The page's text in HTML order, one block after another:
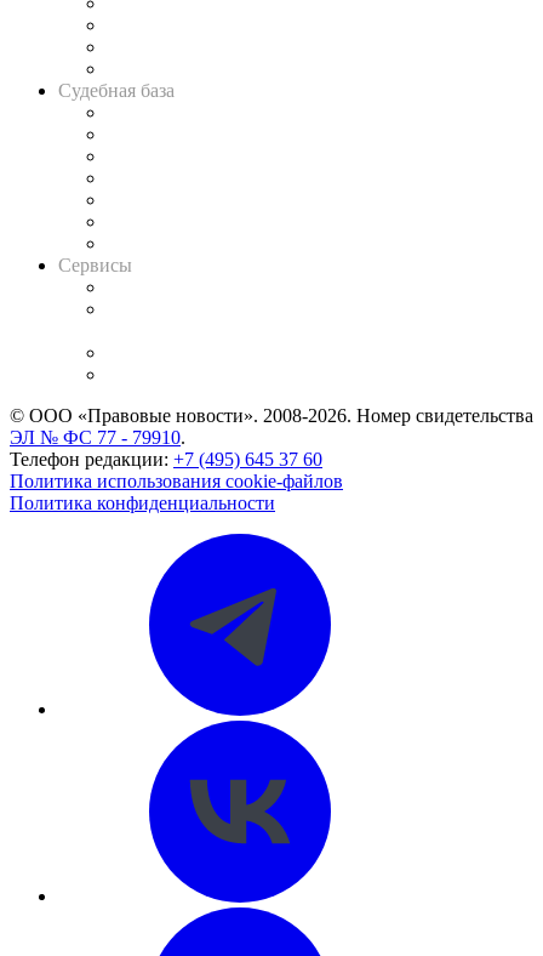
Судебная база
Сервисы
© ООО «Правовые новости». 2008-2026. Номер свидетельства
ЭЛ № ФС 77 - 79910.
Телефон редакции: +7 (495) 645 37 60
Политика использования cookie-файлов
Политика конфиденциальности